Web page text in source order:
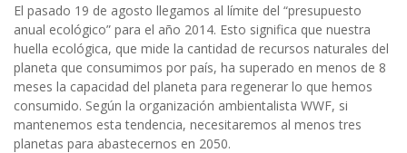
El pasado 19 de agosto llegamos al límite del “presupuesto
anual ecológico” para el año 2014. Esto significa que nuestra
huella ecológica, que mide la cantidad de recursos naturales del
planeta que consumimos por país, ha superado en menos de 8
meses la capacidad del planeta para regenerar lo que hemos
consumido. Según la organización ambientalista WWF, si
mantenemos esta tendencia, necesitaremos al menos tres
planetas para abastecernos en 2050.